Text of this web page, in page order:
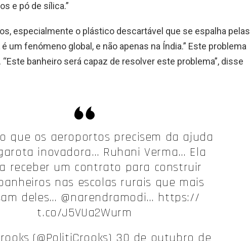
e pó de sílica.”
especialmente o plástico descartável que se espalha pelas
um fenómeno global, e não apenas na Índia.” Este problema
“Este banheiro será capaz de resolver este problema”, disse
que os aeroportos precisem da ajuda
inovadora… Ruhani Verma… Ela
receber um contrato para construir
nas escolas rurais que mais
deles… @narendramodi… https://
t.co/J5VUa2Wurm